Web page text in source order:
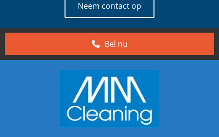
Neem contact op
Bel nu